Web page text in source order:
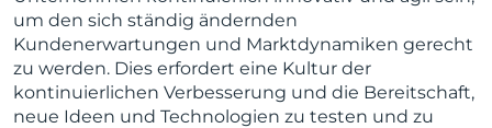
um den sich ständig ändernden
Kundenerwartungen und Marktdynamiken gerecht
zu werden. Dies erfordert eine Kultur der
kontinuierlichen Verbesserung und die Bereitschaft,
neue Ideen und Technologien zu testen und zu